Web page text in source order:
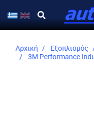
Αρχική Εξοπλισμός
3M Performance